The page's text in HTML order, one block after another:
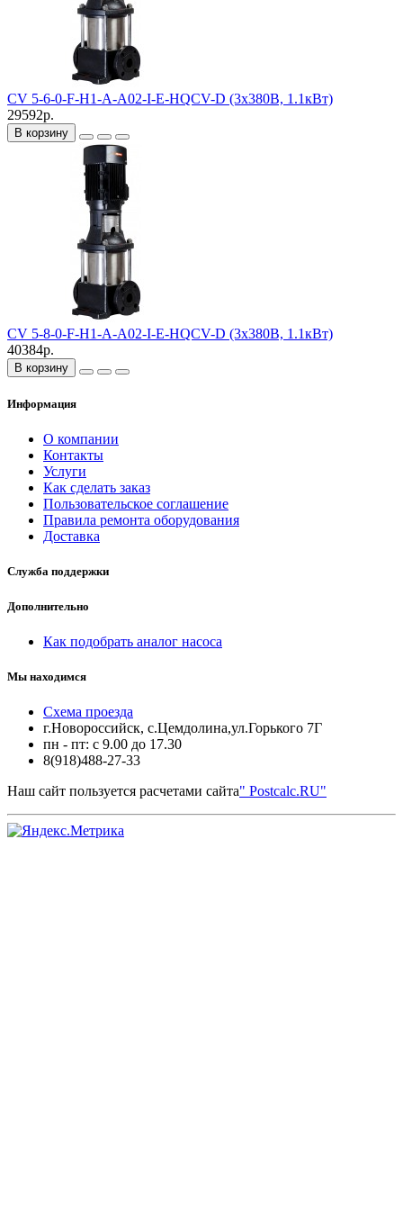
CV 5-6-0-F-H1-A-A02-I-E-HQCV-D (3х380В, 1.1кВт)
29592р.
В корзину
CV 5-8-0-F-H1-A-A02-I-E-HQCV-D (3х380В, 1.1кВт)
40384р.
В корзину
Информация
О компании
Контакты
Услуги
Как сделать заказ
Пользовательское соглашение
Правила ремонта оборудования
Доставка
Служба поддержки
Дополнительно
Как подобрать аналог насоса
Мы находимся
Схема проезда
г.Новороссийск, с.Цемдолина,ул.Горького 7Г
пн - пт: с 9.00 до 17.30
8(918)488-27-33
Наш сайт пользуется расчетами сайта" Postcalc.RU"